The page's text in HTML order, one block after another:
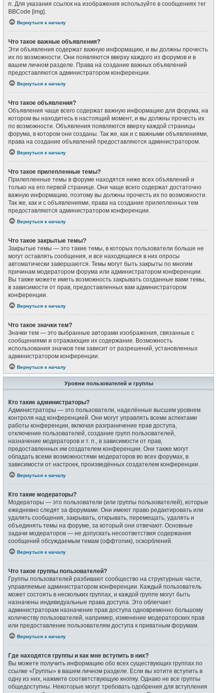
п. Для указания ссылок на изображения используйте в сообщениях тег
BBCode [img].
Вернуться к началу
Что такое важные объявления?
Эти объявления содержат важную информацию, и вы должны прочесть
их по возможности. Они появляются вверху каждого из форумов и в
вашем личном разделе. Права на создание важных объявлений
предоставляются администратором конференции.
Вернуться к началу
Что такое объявления?
Объявления чаще всего содержат важную информацию для форума, на
котором вы находитесь в настоящий момент, и вы должны прочесть их
по возможности. Объявления появляются вверху каждой страницы
форума, в котором они созданы. Так же, как и с важными объявлениями,
права на создание объявлений предоставляются администратором.
Вернуться к началу
Что такое прилепленные темы?
Прилепленные темы в форуме находятся ниже всех объявлений и
только на его первой странице. Они чаще всего содержат достаточно
важную информацию, поэтому вы должны прочесть их по возможности.
Так же, как и с объявлениями, права на создание прилепленных тем
предоставляются администратором конференции.
Вернуться к началу
Что такое закрытые темы?
Закрытые темы — это такие темы, в которых пользователи больше не
могут оставлять сообщения, и все находящиеся в них опросы
автоматически завершаются. Темы могут быть закрыты по многим
причинам модератором форума или администратором конференции.
Вы также можете иметь возможность закрывать созданные вами темы,
в зависимости от прав, предоставленных вам администратором
конференции.
Вернуться к началу
Что такое значки тем?
Значки тем — это выбранные авторами изображения, связанные с
сообщениями и отражающие их содержание. Возможность
использования значков тем зависит от разрешений, установленных
администратором конференции.
Вернуться к началу
Уровни пользователей и группы
Кто такие администраторы?
Администраторы — это пользователи, наделённые высшим уровнем
контроля над конференцией. Они могут управлять всеми аспектами
работы конференции, включая разграничение прав доступа,
отключение пользователей, создание групп пользователей,
назначение модераторов и т. п., в зависимости от прав,
предоставленных им создателем конференции. Они также могут
обладать всеми возможностями модераторов во всех форумах, в
зависимости от настроек, произведённых создателем конференции.
Вернуться к началу
Кто такие модераторы?
Модераторы — это пользователи (или группы пользователей), которые
ежедневно следят за форумами. Они имеют право редактировать или
удалять сообщения, закрывать, открывать, перемещать, удалять и
объединять темы на форуме, за который они отвечают. Основные
задачи модераторов — не допускать несоответствия содержания
сообщений обсуждаемым темам (оффтопик), оскорблений.
Вернуться к началу
Что такое группы пользователей?
Группы пользователей разбивают сообщество на структурные части,
управляемые администратором конференции. Каждый пользователь
может состоять в нескольких группах, и каждой группе могут быть
назначены индивидуальные права доступа. Это облегчает
администраторам назначение прав доступа одновременно большому
количеству пользователей, например, изменение модераторских прав
или предоставление пользователям доступа к приватным форумам.
Вернуться к началу
Где находятся группы и как мне вступить в них?
Вы можете получить информацию обо всех существующих группах по
ссылке «Группы» в вашем личном разделе. Если вы хотите вступить в
одну из них, нажмите соответствующую кнопку. Однако не все группы
общедоступны. Некоторые могут требовать одобрения для вступления